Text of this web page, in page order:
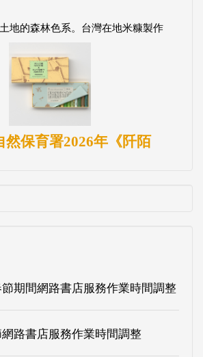
地的森林色系。台灣在地米糠製作
然保育署2026年《阡陌
節期間網路書店服務作業時間調整
網路書店服務作業時間調整